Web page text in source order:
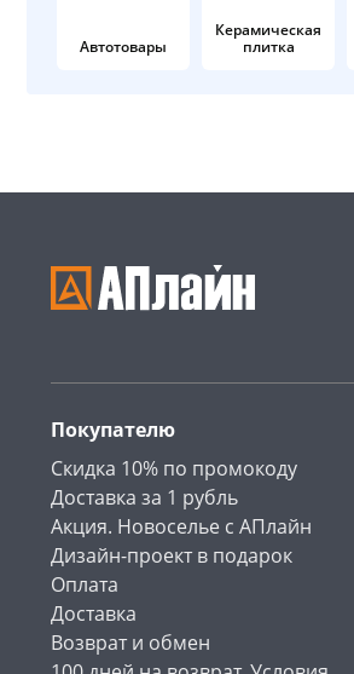
Автотовары
Керамическая
плитка
Покупателю
Скидка 10% по промокоду
Доставка за 1 рубль
Акция. Новоселье с АПлайн
Дизайн-проект в подарок
Оплата
Доставка
Возврат и обмен